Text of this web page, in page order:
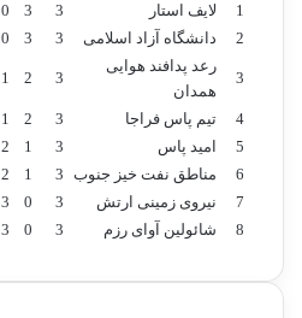
ه
ر
م
ل
م
1
لایف استار 3
3
0
2
دانشگاه آزاد اسلامی 3
3
0
3
رعد پدافند هوایی
همدان
3
2
1
4 تیم پاس فراجا 3
2
1
5
امید پاس 3
1
2
6
مناطق نفت خیز جنوب 3
1
2
7
نیروی زمینی ارتش 3
0
3
8
شائولین آوای رزم 3
0
3